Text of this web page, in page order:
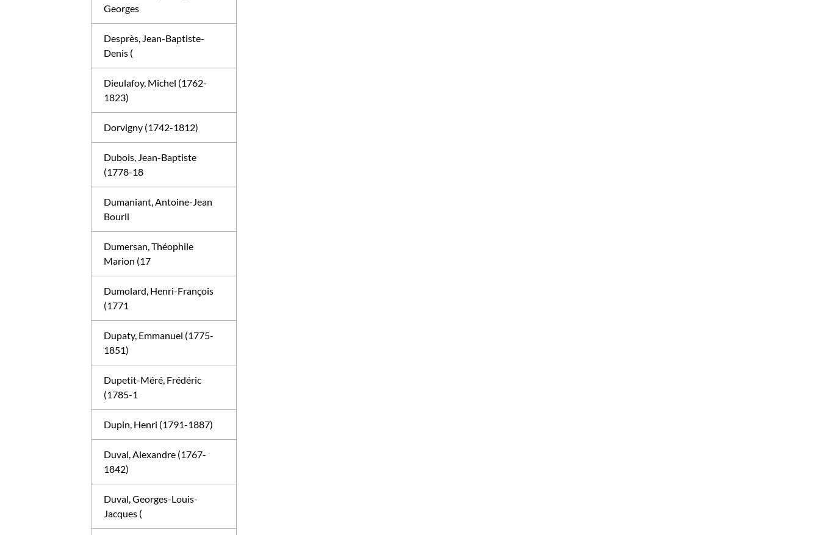
Georges
Desprès, Jean-Baptiste-
Denis (
Dieulafoy, Michel (1762-
1823)
Dorvigny (1742-1812)
Dubois, Jean-Baptiste
(1778-18
Dumaniant, Antoine-Jean
Bourli
Dumersan, Théophile
Marion (17
Dumolard, Henri-François
(1771
Dupaty, Emmanuel (1775-
1851)
Dupetit-Méré, Frédéric
(1785-1
Dupin, Henri (1791-1887)
Duval, Alexandre (1767-
1842)
Duval, Georges-Louis-
Jacques (